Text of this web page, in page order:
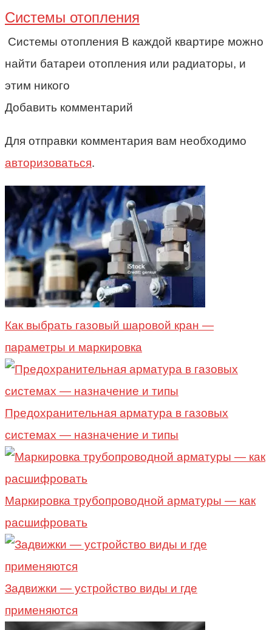
Системы отопления
Системы отопления В каждой квартире можно
найти батареи отопления или радиаторы, и
этим никого
Добавить комментарий
Для отправки комментария вам необходимо
авторизоваться.
Как выбрать газовый шаровой кран —
параметры и маркировка
Предохранительная арматура в газовых
системах — назначение и типы
Маркировка трубопроводной арматуры — как
расшифровать
Задвижки — устройство виды и где
применяются